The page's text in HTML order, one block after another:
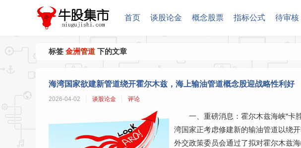
首页 谈股论金 概念股票 指标公式 待审核
标签金洲管道 下的文章
海湾国家欲建新管道绕开霍尔木兹，海上输油管道概念股迎战略性利好
2026-04-02 谈股论金 评论
一、重磅消息：霍尔木兹海峡“卡
湾国家正考虑修建新的输油管道以绕
外交政策委员会通过了拟对霍尔木兹